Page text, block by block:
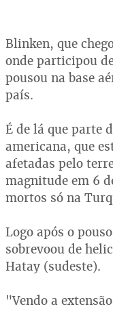
Blinken, que
onde participou
pousou na base
país.
É de lá que parte
americana, que
afetadas pelo
magnitude em 6
mortos só na
Logo após o
sobrevoou de
Hatay (sudeste).
"Vendo a